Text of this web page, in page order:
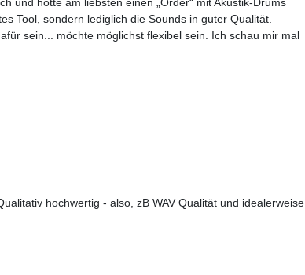
Tool, sondern lediglich die Sounds in guter Qualität.
sein... möchte möglichst flexibel sein. Ich schau mir mal
hochwertig - also, zB WAV Qualität und idealerweise